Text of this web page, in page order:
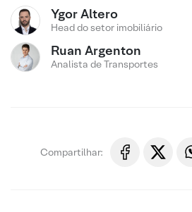
Ygor Altero
Head do setor imobiliário
Ruan Argenton
Analista de Transportes
Compartilhar: